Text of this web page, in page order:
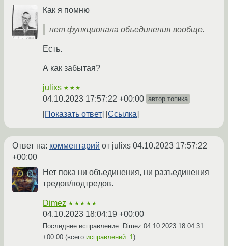
Как я помню
нет функционала объединения вообще.
Есть.
А как забытая?
julixs ★★★
04.10.2023 17:57:22 +00:00 автор топика
Показать ответ Ссылка
Ответ на: комментарий от julixs 04.10.2023 17:57:22
+00:00
Нет пока ни объединения, ни разъединения
тредов/подтредов.
Dimez ★★★★★
04.10.2023 18:04:19 +00:00
Последнее исправление: Dimez 04.10.2023 18:04:31
+00:00 (всего исправлений: 1)